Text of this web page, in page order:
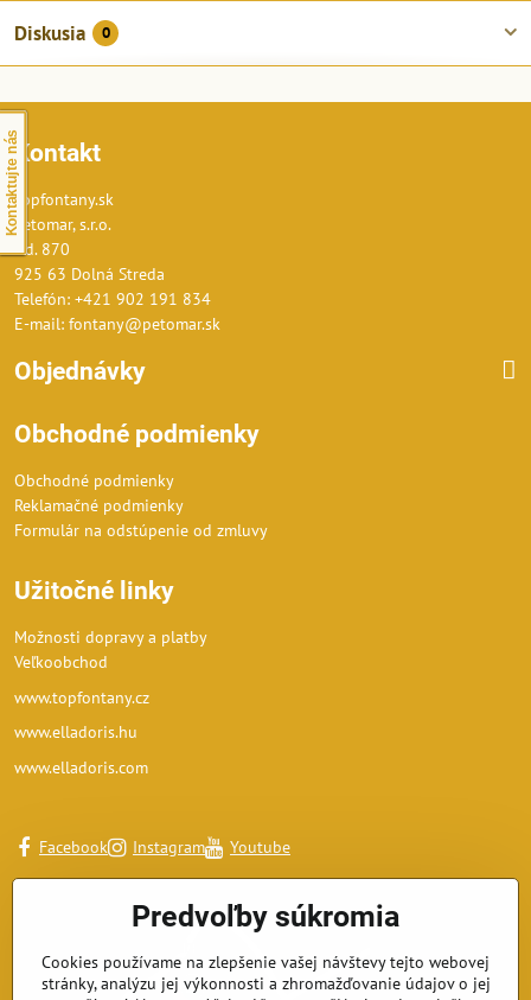
Diskusia 0
Kontakt
Topfontany.sk
Petomar, s.r.o.
č.d. 870
925 63 Dolná Streda
Telefón: +421 902 191 834
E-mail: fontany@petomar.sk
Objednávky
Obchodné podmienky
Obchodné podmienky
Reklamačné podmienky
Formulár na odstúpenie od zmluvy
Užitočné linky
Možnosti dopravy a platby
Veľkoobchod
www.topfontany.cz
www.elladoris.hu
www.elladoris.com
Facebook Instagram Youtube
Kontaktujte nás
Predvoľby súkromia
Cookies používame na zlepšenie vašej návštevy tejto webovej
stránky, analýzu jej výkonnosti a zhromažďovanie údajov o jej